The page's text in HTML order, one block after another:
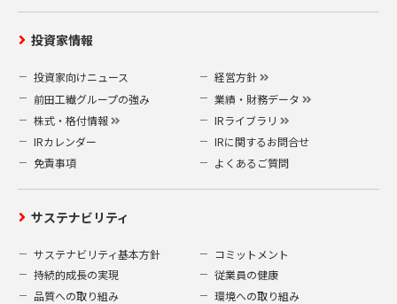
投資家情報
投資家向けニュース
経営方針
前田工繊グループの強み
業績・財務データ
株式・格付情報
IRライブラリ
IRカレンダー
IRに関するお問合せ
免責事項
よくあるご質問
サステナビリティ
サステナビリティ基本方針
コミットメント
持続的成長の実現
従業員の健康
品質への取り組み
環境への取り組み